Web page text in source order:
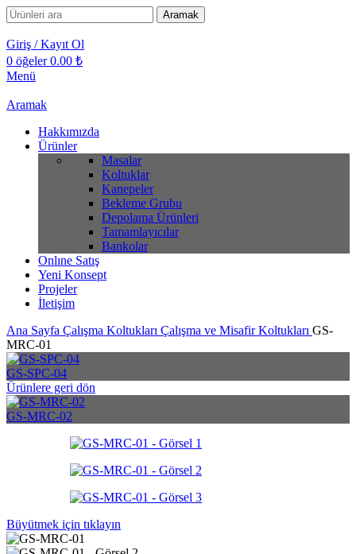
Aramak
Giriş / Kayıt Ol
0 öğeler 0.00 ₺
Menü
Aramak
Hakkımızda
Ürünler
Masalar
Koltuklar
Kanepeler
Bekleme Grubu
Depolama Ürünleri
Tamamlayıcılar
Bankolar
Onlıne Satış
Yeni Konsept
Projeler
İletişim
Ana Sayfa Çalışma Koltukları Çalışma ve Misafir Koltukları GS-
MRC-01
GS-SPC-04
Ürünlere geri dön
GS-MRC-02
Büyütmek için tıklayın